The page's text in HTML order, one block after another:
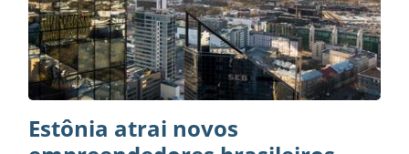
Estônia atrai novos